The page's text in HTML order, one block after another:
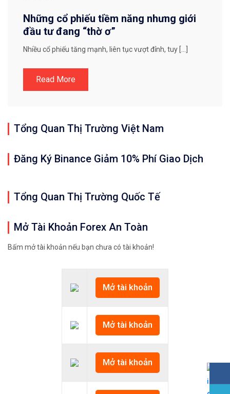
Những cổ phiếu tiềm năng nhưng giới
đầu tư đang “thờ ơ”
Nhiều cổ phiếu tăng mạnh, liên tục vượt đỉnh, tuy […]
Read More
Tổng Quan Thị Trường Việt Nam
Đăng Ký Binance Giảm 10% Phí Giao Dịch
Tổng Quan Thị Trường Quốc Tế
Mở Tài Khoản Forex An Toàn
Bấm mở tài khoản nếu bạn chưa có tài khoản!
Mở tài khoản
Mở tài khoản
Mở tài khoản